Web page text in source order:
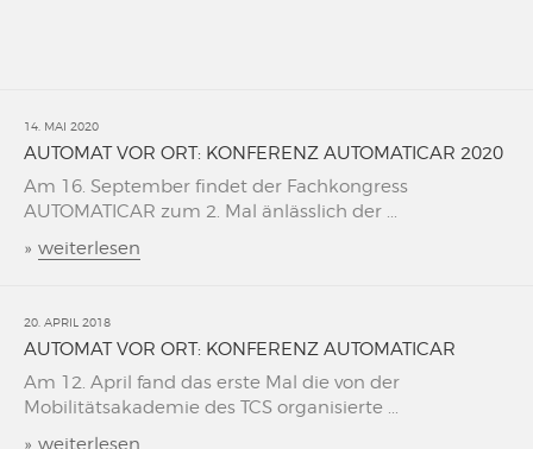
14. MAI 2020
AUTOMAT VOR ORT: KONFERENZ AUTOMATICAR 2020
Am 16. September findet der Fachkongress
AUTOMATICAR zum 2. Mal änlässlich der ...
» weiterlesen
20. APRIL 2018
AUTOMAT VOR ORT: KONFERENZ AUTOMATICAR
Am 12. April fand das erste Mal die von der
Mobilitätsakademie des TCS organisierte ...
» weiterlesen